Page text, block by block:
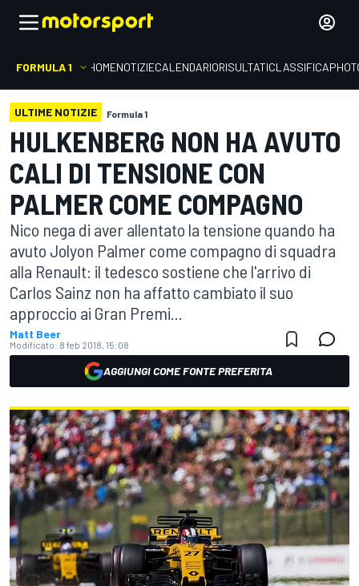
FORMULA 1 HOMENOTIZIECALENDARIORISULTATICLASSIFICA
ULTIME NOTIZIE Formula 1
HULKENBERG NON HA AVUTO
CALI DI TENSIONE CON
PALMER COME COMPAGNO
Nico nega di aver allentato la tensione quando ha
avuto Jolyon Palmer come compagno di squadra
alla Renault: il tedesco sostiene che l'arrivo di
Carlos Sainz non ha affatto cambiato il suo
approccio ai Gran Premi...
Matt Beer
Modificato: 8 feb 2018, 15:08
AGGIUNGI COME FONTE PREFERITA